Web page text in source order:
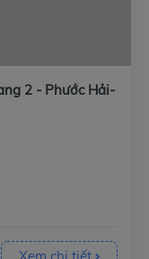
2 - Phước Hải-